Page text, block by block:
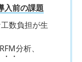
入前の課題
数負担が生
分析、
・・